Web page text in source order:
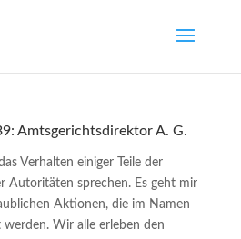
Amtsgerichtsdirektor A. G.
Verhalten einiger Teile der
Autoritäten sprechen. Es geht mir
Aktionen, die im Namen
werden. Wir alle erleben den